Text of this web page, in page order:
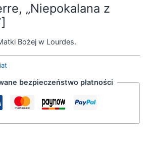
„Niepokalana z
Bożej w Lourdes.
bezpieczeństwo płatności